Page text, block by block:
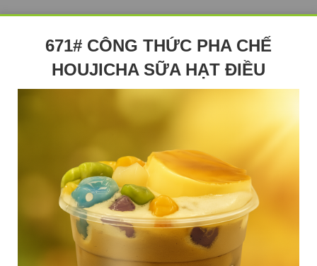
671# CÔNG THỨC PHA CHẾ
HOUJICHA SỮA HẠT ĐIỀU